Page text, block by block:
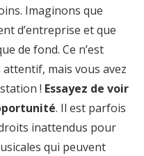
Imaginons que
d’entreprise et que
de fond. Ce n’est
mais vous avez
! Essayez de voir
. Il est parfois
inattendus pour
qui peuvent